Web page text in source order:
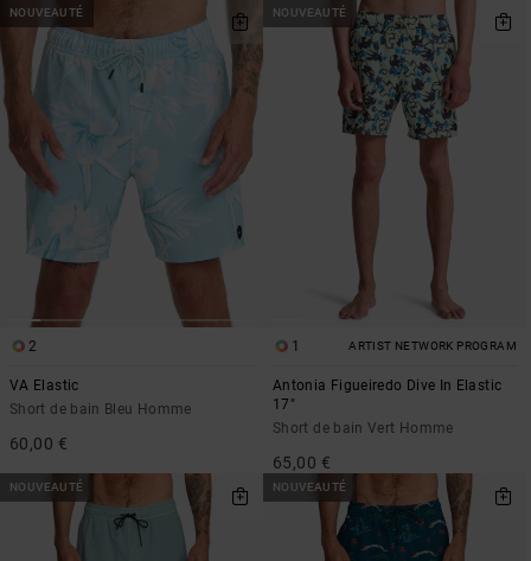
NOUVEAUTÉ
2
VA Elastic
Short de bain Bleu Homme
60,00 €
NOUVEAUTÉ
1 ARTIST NETWORK PROGRAM
Antonia Figueiredo Dive In Elastic
17"
Short de bain Vert Homme
65,00 €
NOUVEAUTÉ NOUVEAUTÉ